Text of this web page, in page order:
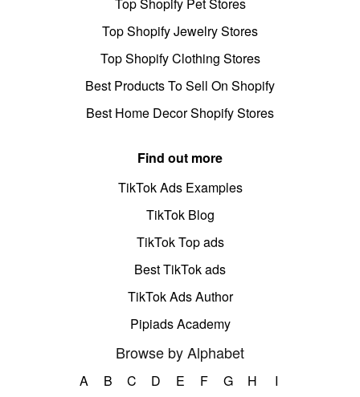
Top Shopify Pet Stores
Top Shopify Jewelry Stores
Top Shopify Clothing Stores
Best Products To Sell On Shopify
Best Home Decor Shopify Stores
Find out more
TikTok Ads Examples
TikTok Blog
TikTok Top ads
Best TikTok ads
TikTok Ads Author
Pipiads Academy
Browse by Alphabet
A B C D E F G H
I